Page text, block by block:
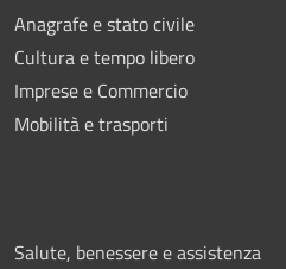
Anagrafe e stato civile
Cultura e tempo libero
Imprese e Commercio
Mobilità e trasporti
Salute, benessere e assistenza